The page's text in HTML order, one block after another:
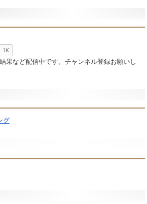
果など配信中です。チャンネル登録お願いし
グ